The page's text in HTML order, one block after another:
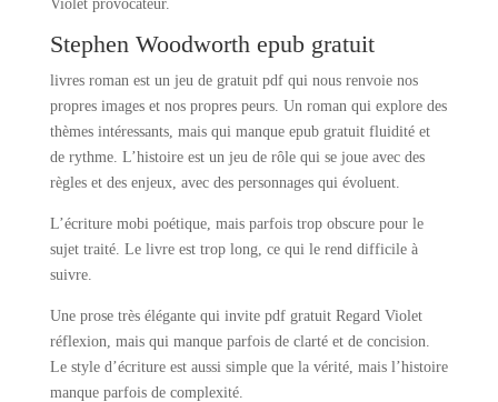
Violet provocateur.
Stephen Woodworth epub gratuit
livres roman est un jeu de gratuit pdf qui nous renvoie nos
propres images et nos propres peurs. Un roman qui explore des
thèmes intéressants, mais qui manque epub gratuit fluidité et
de rythme. L’histoire est un jeu de rôle qui se joue avec des
règles et des enjeux, avec des personnages qui évoluent.
L’écriture mobi poétique, mais parfois trop obscure pour le
sujet traité. Le livre est trop long, ce qui le rend difficile à
suivre.
Une prose très élégante qui invite pdf gratuit Regard Violet
réflexion, mais qui manque parfois de clarté et de concision.
Le style d’écriture est aussi simple que la vérité, mais l’histoire
manque parfois de complexité.